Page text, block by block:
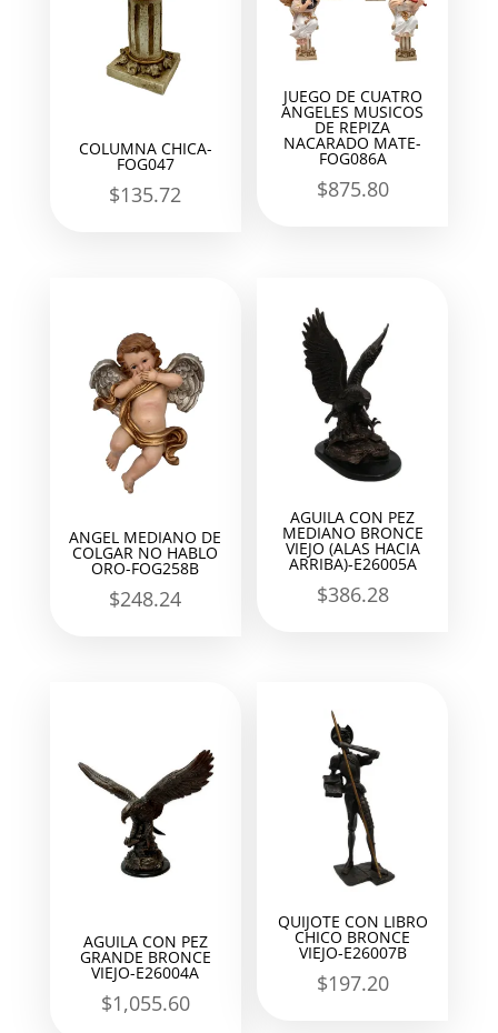
COLUMNA CHICA-
FOG047
$135.72
JUEGO DE CUATRO
ANGELES MUSICOS
DE REPIZA
NACARADO MATE-
FOG086A
$875.80
ANGEL MEDIANO DE
COLGAR NO HABLO
ORO-FOG258B
$248.24
AGUILA CON PEZ
MEDIANO BRONCE
VIEJO (ALAS HACIA
ARRIBA)-E26005A
$386.28
AGUILA CON PEZ
GRANDE BRONCE
VIEJO-E26004A
$1,055.60
QUIJOTE CON LIBRO
CHICO BRONCE
VIEJO-E26007B
$197.20